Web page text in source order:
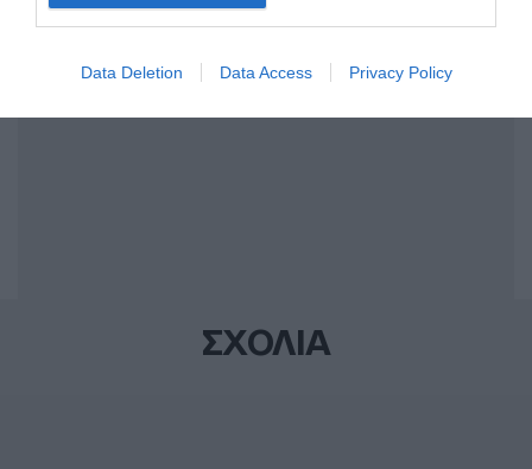
Data Deletion Data Access Privacy Policy
ΔΙΑΦΗΜΙΣΗ
ΣΧΟΛΙΑ